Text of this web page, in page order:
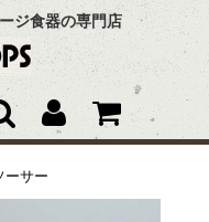
ジ食器の専門店
ーサー